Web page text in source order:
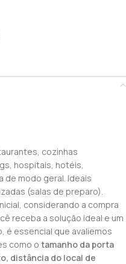
cozinhas
hospitais, hotéis,
de modo geral. Ideais
(salas de preparo).
considerando a compra
receba a solução ideal e um
é essencial que avaliemos
como o tamanho da porta
distância do local de